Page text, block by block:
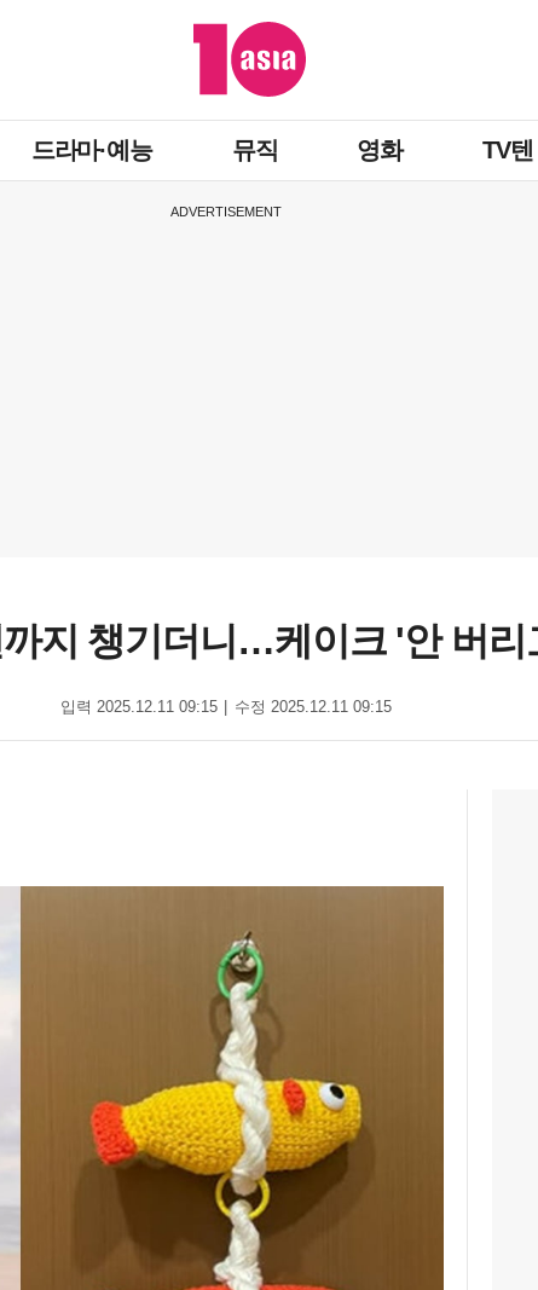
드라마·예능 뮤직 영화 TV텐
ADVERTISEMENT
지 챙기더니…케이크 '안 버리
입력 2025.12.11 09:15 수정 2025.12.11 09:15